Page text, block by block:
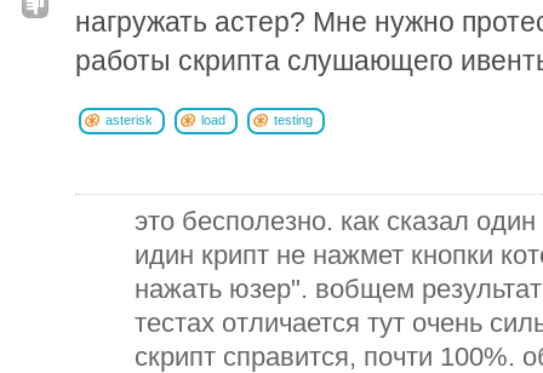
нагружать астер? Мне нужно
работы скрипта слушающего
asterisk load testing
это бесполезно. как сказал
идин крипт не нажмет кнопки
нажать юзер". вобщем
тестах отличается тут очень
скрипт справится, почти 100%.